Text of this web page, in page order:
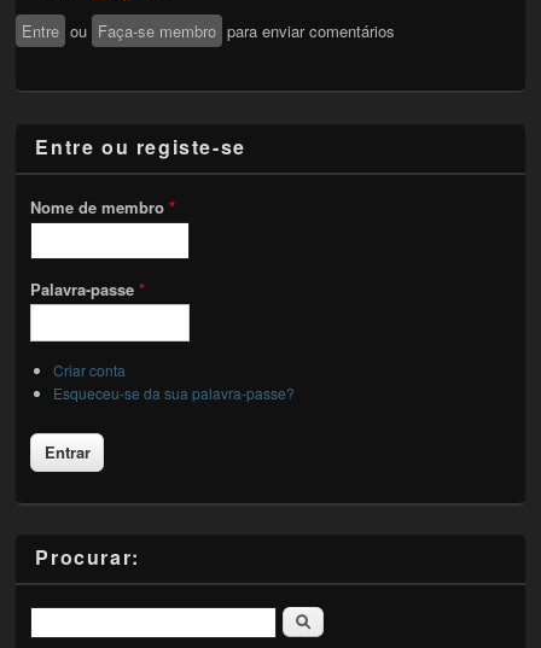
Entre ou Faça-se membro para enviar comentários
Entre ou registe-se
Nome de membro*
Palavra-passe*
Criar conta
Esqueceu-se da sua palavra-passe?
Procurar:
Pesquisar